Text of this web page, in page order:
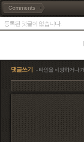
등록된 댓글이 없습니다.
댓글쓰기 - 타인을 비방하거나